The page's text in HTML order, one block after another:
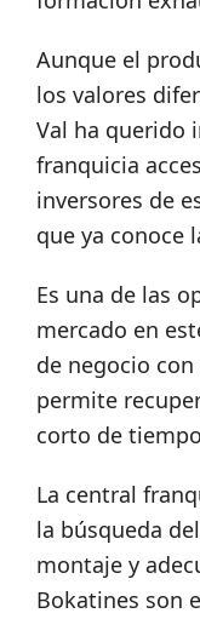
Aunque el
los valores
Val ha querido
franquicia
inversores de
que ya conoce
Es una de las
mercado en
de negocio
permite
corto de
La central
la búsqueda
montaje y
Bokatines son